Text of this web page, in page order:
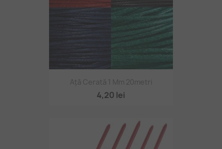
Ață Cerată 1 Mm 20metri
4,20 lei